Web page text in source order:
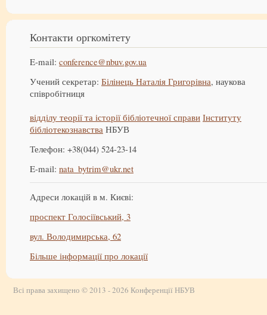
Контакти оргкомітету
E-mail: conference@nbuv.gov.ua
Учений секретар: Білінець Наталія Григорівна, наукова
співробітниця
відділу теорії та історії бібліотечної справи Інституту
бібліотекознавства НБУВ
Телефон: +38(044) 524-23-14
E-mail: nata_bytrim@ukr.net
Адреси локацій в м. Києві:
проспект Голосіївський, 3
вул. Володимирська, 62
Більше інформації про локації
Всі права захищено © 2013 - 2026 Конференції НБУВ